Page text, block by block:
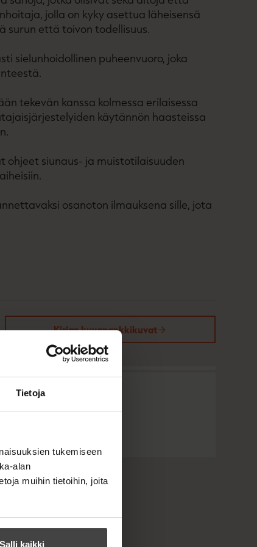
Tietoja
tukemiseen
alan
muihin tietoihin, joita
Salli kaikki
jolla on kyky asettua läheisensä
surun että toivon todellisuus.
sielunhoidollinen puheenvuoro, joka
tekevän kanssa kolmessa erilaisessa
käytännön haasteissa
ohjeet siunaus- ja muistotilaisuuden
osanoton ilmauksena sille, jota
Kirjan kuvapankkikuvat